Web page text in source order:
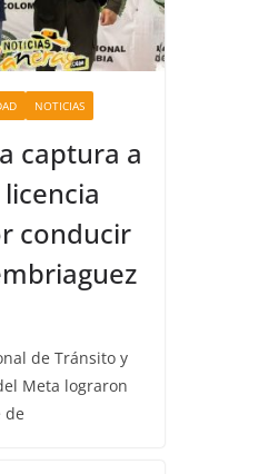
NOTICIAS
captura a
conducir
de Tránsito y
Meta lograron
de